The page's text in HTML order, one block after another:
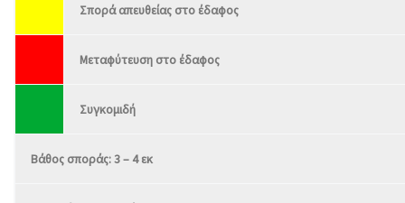
Σπορά απευθείας στο έδαφος
Μεταφύτευση στο έδαφος
Συγκομιδή
Βάθος σποράς: 3 – 4 εκ